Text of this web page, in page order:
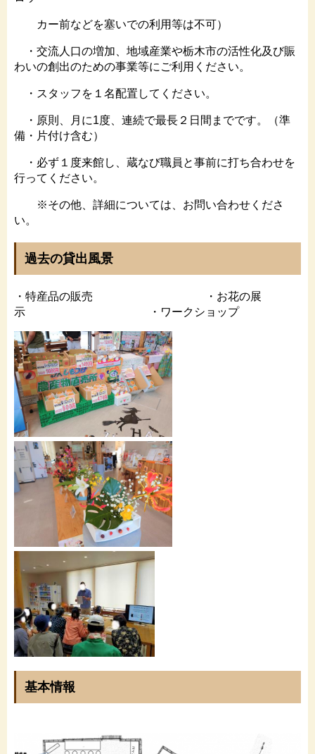
カー前などを塞いでの利用等は不可）
・交流人口の増加、地域産業や栃木市の活性化及び賑
わいの創出のための事業等にご利用ください。
・スタッフを１名配置してください。
・原則、月に1度、連続で最長２日間までです。（準
備・片付け含む）
・必ず１度来館し、蔵なび職員と事前に打ち合わせを
行ってください。
※その他、詳細については、お問い合わせくださ
い。
過去の貸出風景
・特産品の販売 ・お花の展
示 ・ワークショップ
基本情報